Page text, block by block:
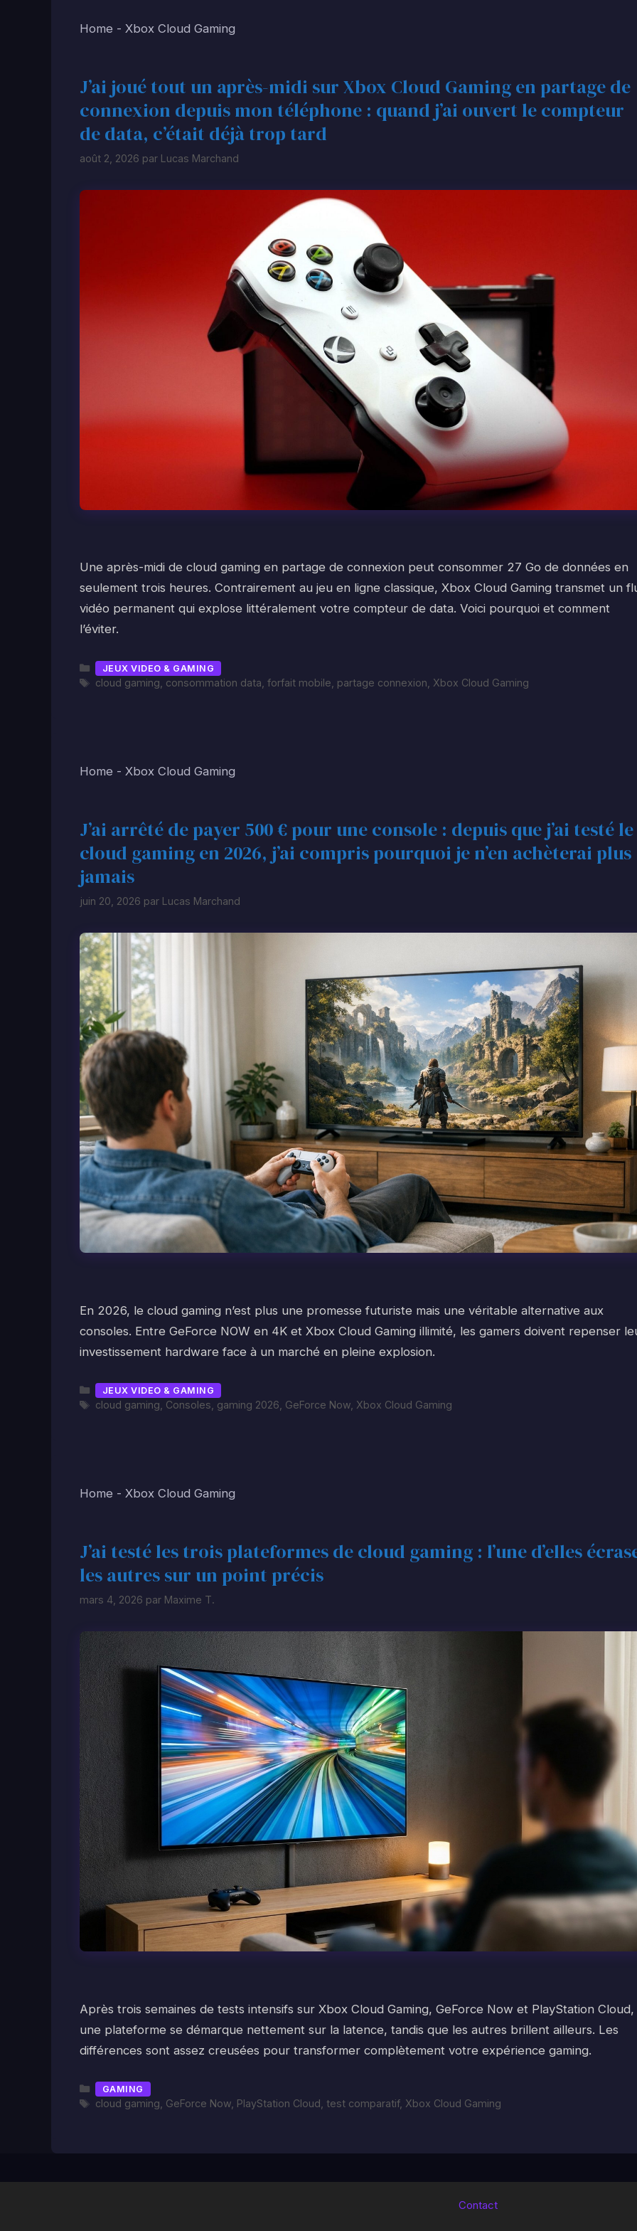
Home - Xbox Cloud Gaming
J’ai joué tout un après-midi sur Xbox Cloud Gaming en partage de
connexion depuis mon téléphone : quand j’ai ouvert le compteur
de data, c’était déjà trop tard
août 2, 2026 par Lucas Marchand
Une après-midi de cloud gaming en partage de connexion peut consommer 27 Go de données en
seulement trois heures. Contrairement au jeu en ligne classique, Xbox Cloud Gaming transmet un
vidéo permanent qui explose littéralement votre compteur de data. Voici pourquoi et comment
l’éviter.
Catégories
JEUX VIDEO & GAMING
Étiquettes
cloud gaming consommation data forfait mobile partage connexion Xbox Cloud Gaming
Home - Xbox Cloud Gaming
J’ai arrêté de payer 500 € pour une console : depuis que j’ai testé le
cloud gaming en 2026, j’ai compris pourquoi je n’en achèterai plus
jamais
juin 20, 2026 par Lucas Marchand
En 2026, le cloud gaming n’est plus une promesse futuriste mais une véritable alternative aux
consoles. Entre GeForce NOW en 4K et Xbox Cloud Gaming illimité, les gamers doivent repenser
investissement hardware face à un marché en pleine explosion.
Catégories
JEUX VIDEO & GAMING
Étiquettes
cloud gaming Consoles gaming 2026 GeForce Now, Xbox Cloud Gaming
Home - Xbox Cloud Gaming
J’ai testé les trois plateformes de cloud gaming : l’une d’elles
les autres sur un point précis
mars 4, 2026 par Maxime T.
Après trois semaines de tests intensifs sur Xbox Cloud Gaming, GeForce Now et PlayStation Cloud,
une plateforme se démarque nettement sur la latence, tandis que les autres brillent ailleurs. Les
différences sont assez creusées pour transformer complètement votre expérience gaming.
Catégories
GAMING
Étiquettes
cloud gaming GeForce Now, PlayStation Cloud test comparatif, Xbox Cloud Gaming
Contact